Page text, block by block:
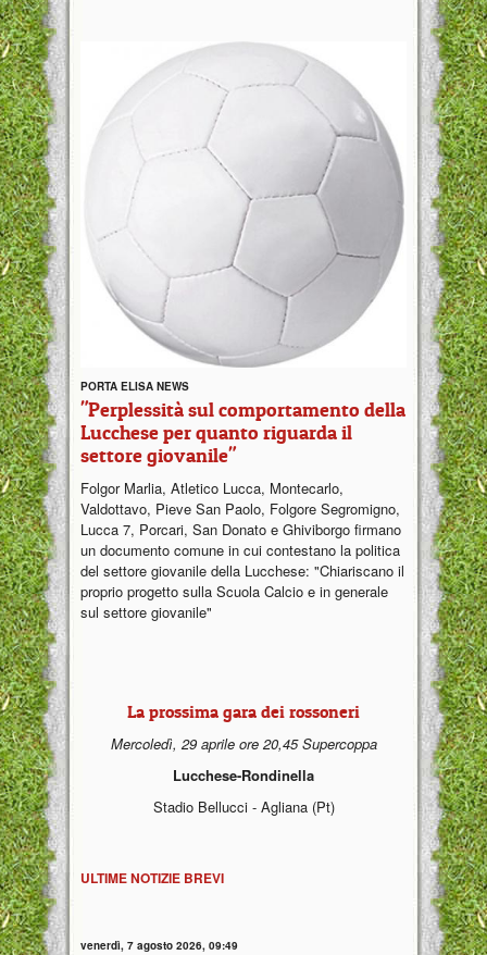
PORTA ELISA NEWS
"Perplessità sul comportamento della
Lucchese per quanto riguarda il
settore giovanile"
Folgor Marlia, Atletico Lucca, Montecarlo,
Valdottavo, Pieve San Paolo, Folgore Segromigno,
Lucca 7, Porcari, San Donato e Ghiviborgo firmano
un documento comune in cui contestano la politica
del settore giovanile della Lucchese: "Chiariscano il
proprio progetto sulla Scuola Calcio e in generale
sul settore giovanile"
La prossima gara dei rossoneri
Mercoledì, 29 aprile ore 20,45 Supercoppa
Lucchese-Rondinella
Stadio Bellucci - Agliana (Pt)
ULTIME NOTIZIE BREVI
venerdì, 7 agosto 2026, 09:49